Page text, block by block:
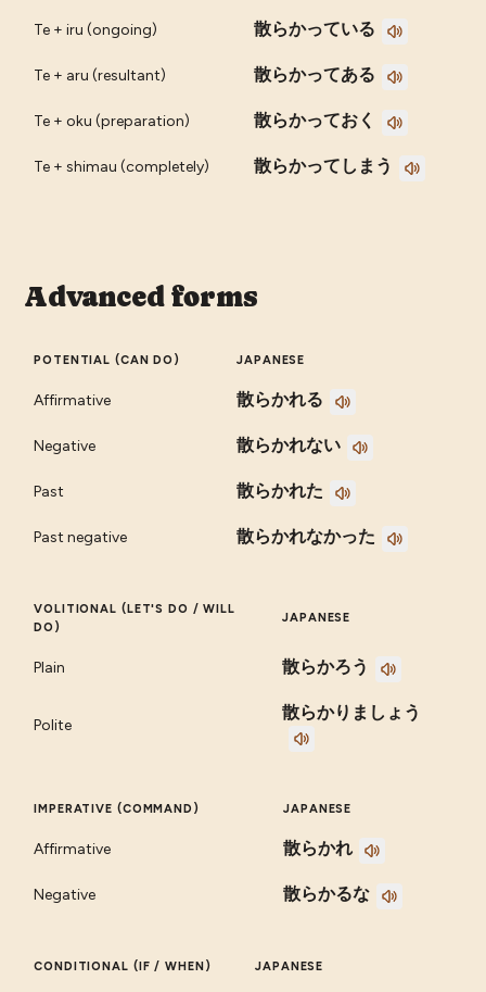
Te + iru (ongoing) 散らかっている
Te + aru (resultant) 散らかってある
Te + oku (preparation) 散らかっておく
Te + shimau (completely) 散らかってしまう
Advanced forms
POTENTIAL (CAN DO) JAPANESE
Affirmative 散らかれる
Negative 散らかれない
Past 散らかれた
Past negative 散らかれなかった
VOLITIONAL (LET'S DO / WILL
DO)
JAPANESE
Plain 散らかろう
Polite
散らかりましょう
IMPERATIVE (COMMAND) JAPANESE
Affirmative 散らかれ
Negative 散らかるな
CONDITIONAL (IF / WHEN) JAPANESE